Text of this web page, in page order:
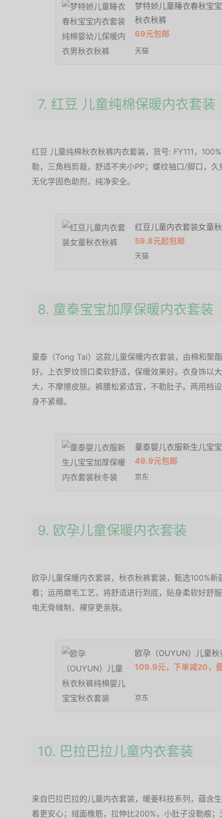
梦特娇儿童睡衣春秋宝
秋衣秋裤
69元包邮
天猫
7. 红豆 儿童纯棉保暖内衣套装
红豆 儿童纯棉秋衣秋裤内衣套装，货号: FY111，
勒，三角档剪裁，舒适不夹小PP；螺纹袖口/脚口，
无化学固色助剂，纯净安全。
红豆儿童内衣套装女童
59.8元起包邮
天猫
8. 童泰宝宝加厚保暖内衣套装
童泰（Tong Tai）这款儿童保暖内衣套装，由棉和聚
好。上衣罗纹领口柔软舒适，保暖效果好。衣身饰以
大，不摩擦皮肤。裤腰松紧适宜，不勒肚子。两用档
身不紧绷。
童泰婴儿衣服新生儿宝
49.9元包邮
京东
9. 欧孕儿童保暖内衣套装
欧孕儿童保暖内衣套装，秋衣秋裤套装，甄选100%
着；运用磨毛工艺，将舒适进行到底，贴身柔软好舒
电无骨缝制，裸穿更亲肤。
欧孕（OUYUN）儿童
109.9元，下单减20，
京东
10. 巴拉巴拉儿童内衣套装
来自巴拉巴拉的儿童内衣套装，暖姜科技系列，蕴含
着更安心；绒面橡筋，拉伸比200%，小肚子没勒痕